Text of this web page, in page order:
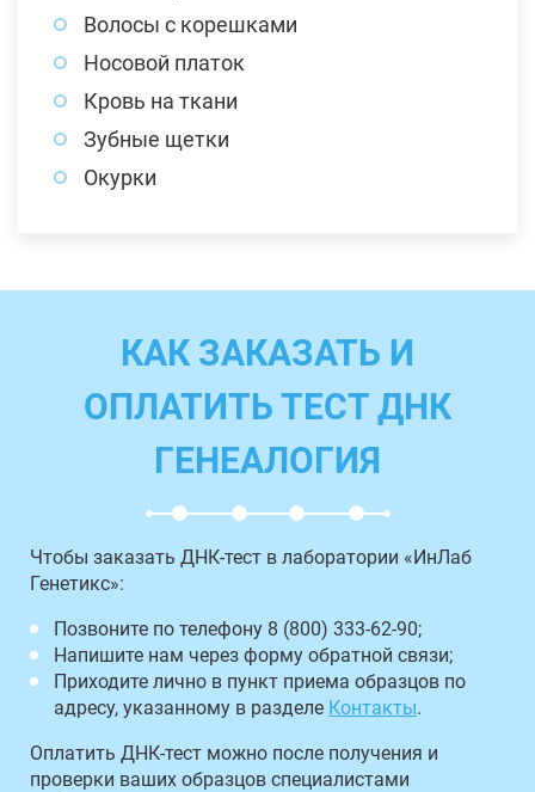
Волосы с корешками
Носовой платок
Кровь на ткани
Зубные щетки
Окурки
КАК ЗАКАЗАТЬ И
ОПЛАТИТЬ ТЕСТ ДНК
ГЕНЕАЛОГИЯ
Чтобы заказать ДНК-тест в лаборатории «ИнЛаб
Генетикс»:
Позвоните по телефону 8 (800) 333-62-90;
Напишите нам через форму обратной связи;
Приходите лично в пункт приема образцов по
адресу, указанному в разделе Контакты.
Оплатить ДНК-тест можно после получения и
проверки ваших образцов специалистами